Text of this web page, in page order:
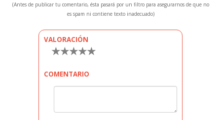
(Antes de publicar tu comentario, ésta pasará por un filtro para asegurarnos de que no
es spam ni contiene texto inadecuado)
VALORACIÓN
★
★
★
★
★
COMENTARIO